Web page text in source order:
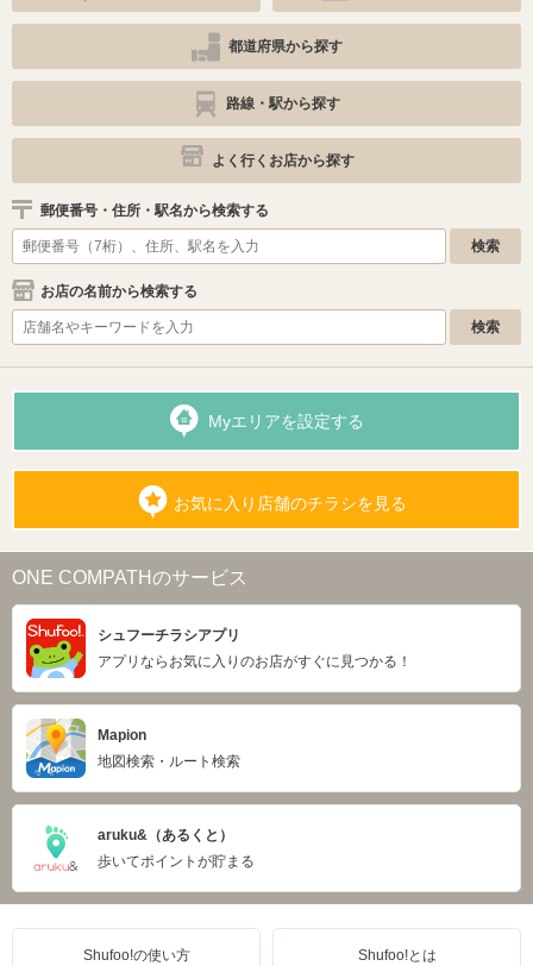
都道府県から探す
路線・駅から探す
よく行くお店から探す
郵便番号・住所・駅名から検索する
お店の名前から検索する
Myエリアを設定する
お気に入り店舗のチラシを見る
ONE COMPATHのサービス
シュフーチラシアプリ
アプリならお気に入りのお店がすぐに見つかる！
Mapion
地図検索・ルート検索
aruku&（あるくと）
歩いてポイントが貯まる
Shufoo!の使い方 Shufoo!とは